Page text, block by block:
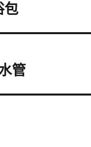
包
管